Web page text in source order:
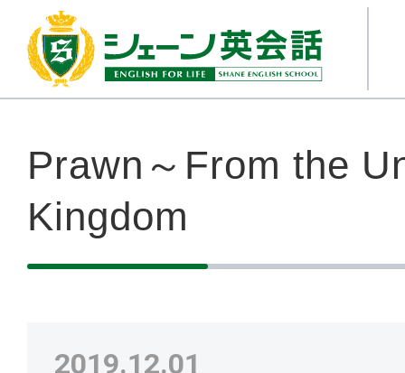
Prawn～From the
Kingdom
2019.12.01